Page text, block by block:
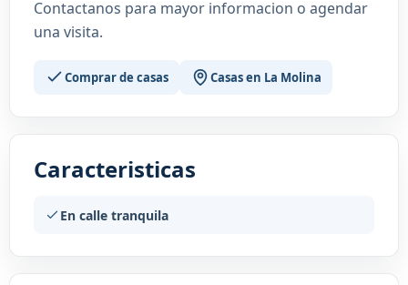
Contactanos para mayor informacion o agendar
una visita.
Comprar de casas Casas en La Molina
Caracteristicas
En calle tranquila